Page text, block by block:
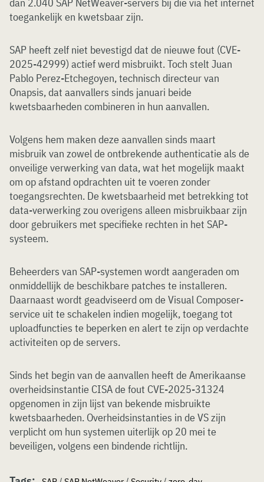
toegankelijk en kwetsbaar zijn.
SAP heeft zelf niet bevestigd dat de nieuwe fout (CVE-
2025-42999) actief werd misbruikt. Toch stelt Juan
Pablo Perez-Etchegoyen, technisch directeur van
Onapsis, dat aanvallers sinds januari beide
kwetsbaarheden combineren in hun aanvallen.
Volgens hem maken deze aanvallen sinds maart
misbruik van zowel de ontbrekende authenticatie als de
onveilige verwerking van data, wat het mogelijk maakt
om op afstand opdrachten uit te voeren zonder
toegangsrechten. De kwetsbaarheid met betrekking tot
data-verwerking zou overigens alleen misbruikbaar zijn
door gebruikers met specifieke rechten in het SAP-
systeem.
Beheerders van SAP-systemen wordt aangeraden om
onmiddellijk de beschikbare patches te installeren.
Daarnaast wordt geadviseerd om de Visual Composer-
service uit te schakelen indien mogelijk, toegang tot
uploadfuncties te beperken en alert te zijn op verdachte
activiteiten op de servers.
Sinds het begin van de aanvallen heeft de Amerikaanse
overheidsinstantie CISA de fout CVE-2025-31324
opgenomen in zijn lijst van bekende misbruikte
kwetsbaarheden. Overheidsinstanties in de VS zijn
verplicht om hun systemen uiterlijk op 20 mei te
beveiligen, volgens een bindende richtlijn.